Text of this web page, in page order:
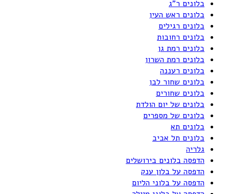
בלונים ר"ג
בלונים ראש העין
בלונים רגילים
בלונים רחובות
בלונים רמת גן
בלונים רמת השרון
בלונים רעננה
בלונים שחור לבן
בלונים שחורים
בלונים של יום הולדת
בלונים של מספרים
בלונים תא
בלונים תל אביב
גלריה
הדפסה בלונים בירושלים
הדפסה על בלון ענק
הדפסה על בלוני הליום